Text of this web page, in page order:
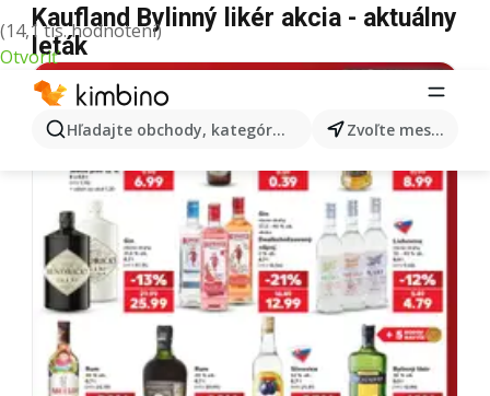
(14,1 tis. hodnotení)
Otvoriť
Hľadajte obchody, kategórie, produkty... Zvoľte mesto
Kaufland Bylinný likér akcia - aktuálny
leták